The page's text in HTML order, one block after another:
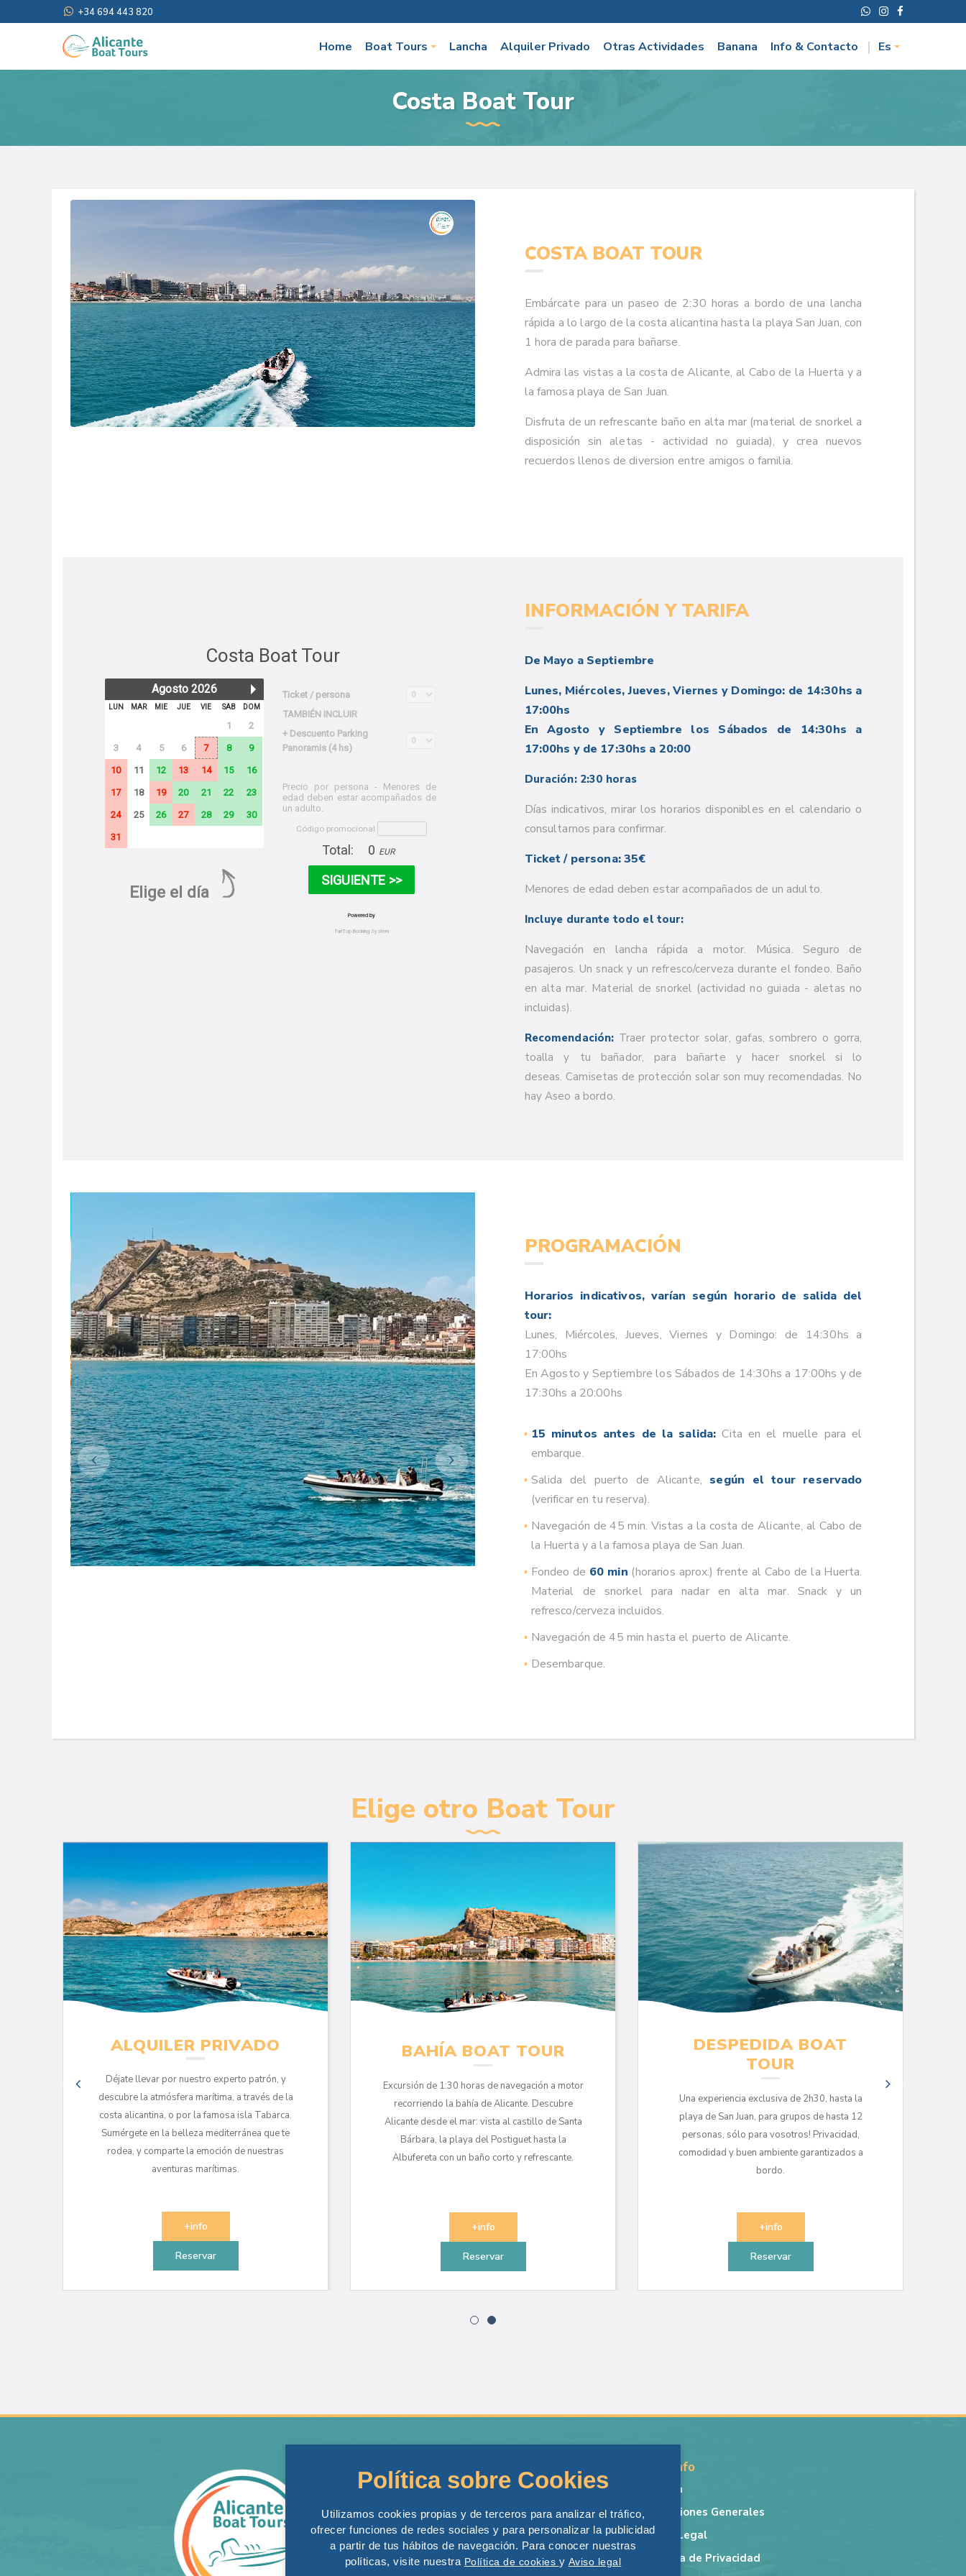
Política sobre Cookies
Utilizamos cookies propias y de terceros para analizar el tráfico,
ofrecer funciones de redes sociales y para personalizar la publicidad
a partir de tus hábitos de navegación. Para conocer nuestras
políticas, visite nuestra Política de cookies y Aviso legal
+34 694 443 820
Home Boat Tours Lancha Alquiler Privado Otras Actividades Banana Info & Contacto Es
Costa Boat Tour
COSTA BOAT TOUR
Embárcate para un paseo de 2:30 horas a bordo de una lancha
rápida a lo largo de la costa alicantina hasta la playa San Juan, con
1 hora de parada para bañarse.
Admira las vistas a la costa de Alicante, al Cabo de la Huerta y a
la famosa playa de San Juan.
Disfruta de un refrescante baño en alta mar (material de snorkel a
disposición sin aletas - actividad no guiada), y crea nuevos
recuerdos llenos de diversion entre amigos o familia.
INFORMACIÓN Y TARIFA
De Mayo a Septiembre
Lunes, Miércoles, Jueves, Viernes y Domingo: de 14:30hs a
17:00hs
En Agosto y Septiembre los Sábados de 14:30hs a
17:00hs y de 17:30hs a 20:00
Duración: 2:30 horas
Días indicativos, mirar los horarios disponibles en el calendario o
consultarnos para confirmar.
Ticket / persona: 35€
Menores de edad deben estar acompañados de un adulto.
Incluye durante todo el tour:
Navegación en lancha rápida a motor. Música. Seguro de
pasajeros. Un snack y un refresco/cerveza durante el fondeo. Baño
en alta mar. Material de snorkel (actividad no guiada - aletas no
incluidas).
Recomendación: Traer protector solar, gafas, sombrero o gorra,
toalla y tu bañador, para bañarte y hacer snorkel si lo
deseas. Camisetas de protección solar son muy recomendadas. No
hay Aseo a bordo.
PROGRAMACIÓN
Horarios indicativos, varían según horario de salida del
tour:
Lunes, Miércoles, Jueves, Viernes y Domingo: de 14:30hs a
17:00hs
En Agosto y Septiembre los Sábados de 14:30hs a 17:00hs y de
17:30hs a 20:00hs
15 minutos antes de la salida: Cita en el muelle para el
embarque.
Salida del puerto de Alicante, según el tour reservado
(verificar en tu reserva).
Navegación de 45 min. Vistas a la costa de Alicante, al Cabo de
la Huerta y a la famosa playa de San Juan.
Fondeo de 60 min (horarios aprox.) frente al Cabo de la Huerta.
Material de snorkel para nadar en alta mar. Snack y un
refresco/cerveza incluidos.
Navegación de 45 min hasta el puerto de Alicante.
Desembarque.
Elige otro Boat Tour
ALQUILER PRIVADO
Déjate llevar por nuestro experto patrón, y
descubre la atmósfera marítima, a través de la
costa alicantina, o por la famosa isla Tabarca.
Sumérgete en la belleza mediterránea que te
rodea, y comparte la emoción de nuestras
aventuras marítimas.
+info
Reservar
BAHÍA BOAT TOUR
Excursión de 1:30 horas de navegación a motor
recorriendo la bahía de Alicante. Descubre
Alicante desde el mar: vista al castillo de Santa
Bárbara, la playa del Postiguet hasta la
Albufereta con un baño corto y refrescante.
+info
Reservar
DESPEDIDA BOAT
TOUR
Una experiencia exclusiva de 2h30, hasta la
playa de San Juan, para grupos de hasta 12
personas, sólo para vosotros! Privacidad,
comodidad y buen ambiente garantizados a
bordo.
+info
Reservar
Contacto
Excursiones Marítimas SL
Calle Alemania n 3, 03003 Alicante
Tel: +34 694 443 820
Cell: +34 602 519 239
Tabarca Boat Tour
Costa Boat Tour
Banana
Alquiler Privado
Más info
Lancha
Condiciones Generales
Aviso Legal
Política de Privacidad